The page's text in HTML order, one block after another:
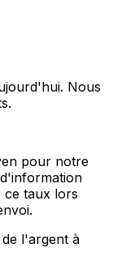
Nous
pour notre
ce taux lors
l'argent à